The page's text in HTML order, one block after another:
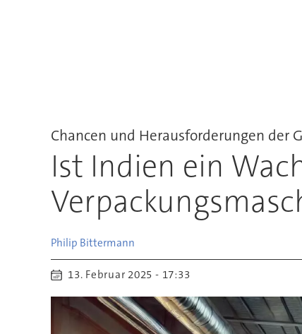
Chancen und Herausforderungen der
Ist Indien ein
Philip Bittermann
13. Februar 2025 - 17:33